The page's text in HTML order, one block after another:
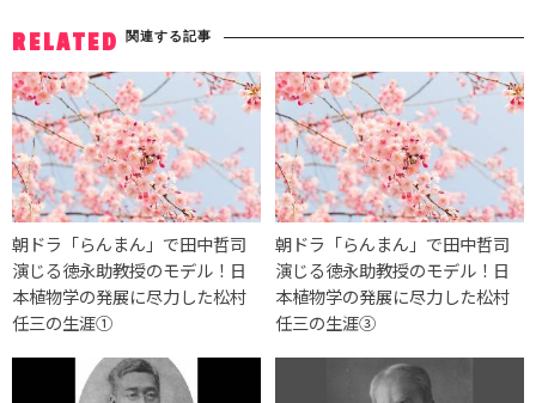
RELATED 関連する記事
朝ドラ「らんまん」で田中哲司
演じる徳永助教授のモデル！日
本植物学の発展に尽力した松村
任三の生涯①
朝ドラ「らんまん」で田中哲司
演じる徳永助教授のモデル！日
本植物学の発展に尽力した松村
任三の生涯③